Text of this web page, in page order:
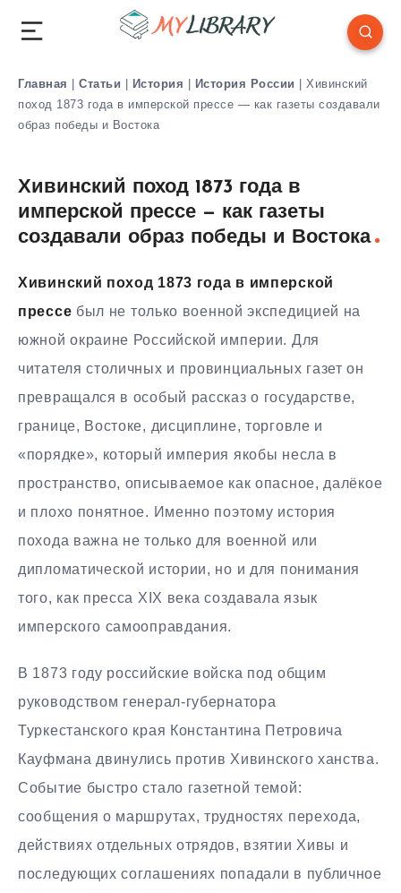
Главная | Статьи | История | История России | Хивинский
поход 1873 года в имперской прессе — как газеты создавали
образ победы и Востока
Хивинский поход 1873 года в
имперской прессе — как газеты
создавали образ победы и Востока
Хивинский поход 1873 года в имперской
прессе был не только военной экспедицией на
южной окраине Российской империи. Для
читателя столичных и провинциальных газет он
превращался в особый рассказ о государстве,
границе, Востоке, дисциплине, торговле и
«порядке», который империя якобы несла в
пространство, описываемое как опасное, далёкое
и плохо понятное. Именно поэтому история
похода важна не только для военной или
дипломатической истории, но и для понимания
того, как пресса XIX века создавала язык
имперского самооправдания.
В 1873 году российские войска под общим
руководством генерал-губернатора
Туркестанского края Константина Петровича
Кауфмана двинулись против Хивинского ханства.
Событие быстро стало газетной темой:
сообщения о маршрутах, трудностях перехода,
действиях отдельных отрядов, взятии Хивы и
последующих соглашениях попадали в публичное